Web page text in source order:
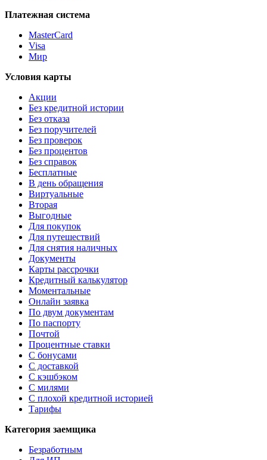
Платежная система
MasterCard
Visa
Мир
Условия карты
Акции
Без кредитной истории
Без отказа
Без поручителей
Без проверок
Без процентов
Без справок
Бесплатные
В день обращения
Виртуальные
Вторая
Выгодные
Для покупок
Для путешествий
Для снятия наличных
Документы
Карты рассрочки
Кредитный калькулятор
Моментальные
Онлайн заявка
По двум документам
По паспорту
Почтой
Процентные ставки
С бонусами
С доставкой
С кэшбэком
С милями
С плохой кредитной историей
Тарифы
Категория заемщика
Безработным